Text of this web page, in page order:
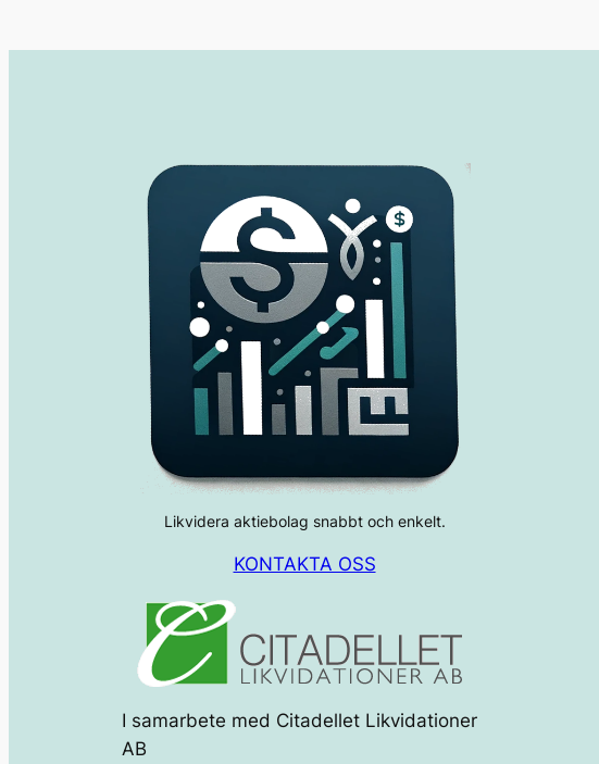
Likvidera aktiebolag snabbt och enkelt.
KONTAKTA OSS
I samarbete med Citadellet Likvidationer
AB